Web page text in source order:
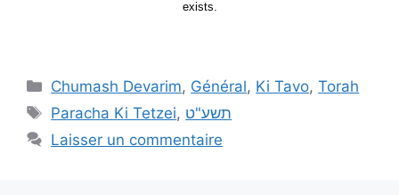
Chumash Devarim, Général, Ki Tavo,Torah
Paracha Ki Tetzei, תשע"ט
Laisser un commentaire